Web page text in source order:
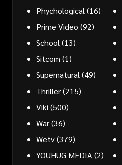
Phychological (16)
Prime Video (92)
School (13)
Sitcom (1)
Supernatural (49)
Thriller(215)
Viki (500)
War(36)
Wetv(379)
YOUHUG MEDIA (2)